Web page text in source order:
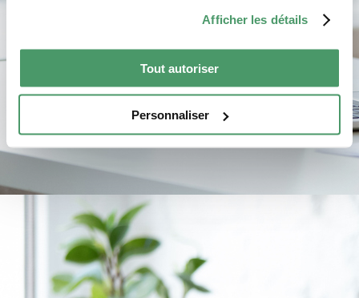
Afficher les détails
Tout autoriser
Personnaliser